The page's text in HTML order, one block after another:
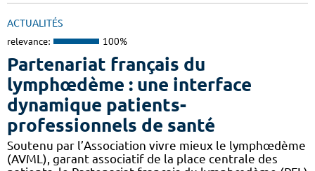
ACTUALITÉS
relevance: 100%
Partenariat français du
lymphœdème : une interface
dynamique patients-
professionnels de santé
Soutenu par l’Association vivre mieux le lymphœdème
(AVML), garant associatif de la place centrale des